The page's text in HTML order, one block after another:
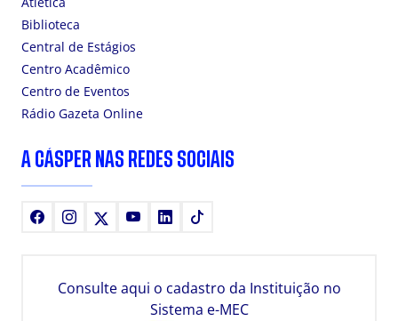
Biblioteca
Central de Estágios
Centro Acadêmico
Centro de Eventos
Rádio Gazeta Online
A CÁSPER NAS REDES SOCIAIS
FacebookInstagram YoutubeLinkedIn
Consulte aqui o cadastro da Instituição no
Sistema e-MEC